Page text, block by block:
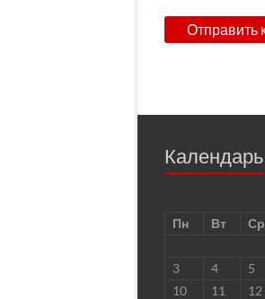
Календарь
Пн
Вт Ср
3
4 5
10
11 12